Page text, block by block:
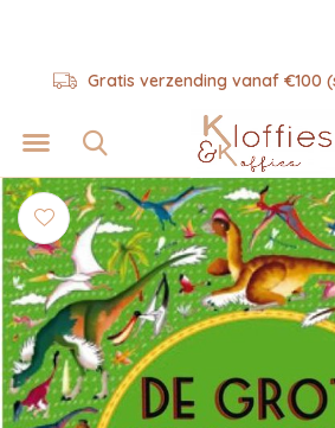
Gratis verzending vanaf €100